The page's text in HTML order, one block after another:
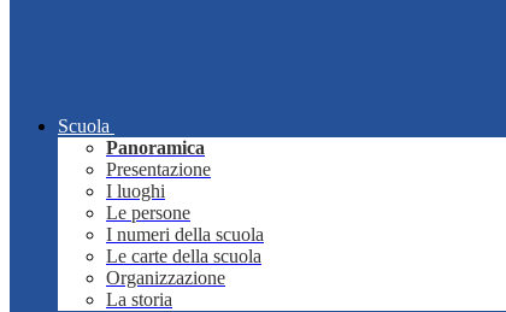
Scuola
Panoramica
Presentazione
I luoghi
Le persone
I numeri della scuola
Le carte della scuola
Organizzazione
La storia